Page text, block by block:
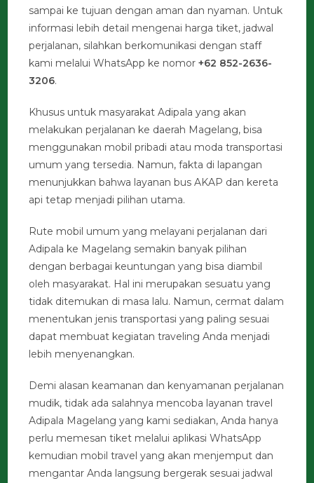
sampai ke tujuan dengan aman dan nyaman. Untuk
informasi lebih detail mengenai harga tiket, jadwal
perjalanan, silahkan berkomunikasi dengan staff
kami melalui WhatsApp ke nomor+62 852-2636-
3206.
Khusus untuk masyarakat Adipala yang akan
melakukan perjalanan ke daerah Magelang, bisa
menggunakan mobil pribadi atau moda transportasi
umum yang tersedia. Namun, fakta di lapangan
menunjukkan bahwa layanan bus AKAP dan kereta
api tetap menjadi pilihan utama.
Rute mobil umum yang melayani perjalanan dari
Adipala ke Magelang semakin banyak pilihan
dengan berbagai keuntungan yang bisa diambil
oleh masyarakat. Hal ini merupakan sesuatu yang
tidak ditemukan di masa lalu. Namun, cermat dalam
menentukan jenis transportasi yang paling sesuai
dapat membuat kegiatan traveling Anda menjadi
lebih menyenangkan.
Demi alasan keamanan dan kenyamanan perjalanan
mudik, tidak ada salahnya mencoba layanan travel
Adipala Magelang yang kami sediakan, Anda hanya
perlu memesan tiket melalui aplikasi WhatsApp
kemudian mobil travel yang akan menjemput dan
mengantar Anda langsung bergerak sesuai jadwal